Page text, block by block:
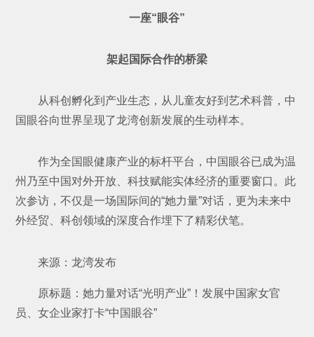
一座“眼谷”
架起国际合作的桥梁
从科创孵化到产业生态，从儿童友好到艺术科普，中
国眼谷向世界呈现了龙湾创新发展的生动样本。
作为全国眼健康产业的标杆平台，中国眼谷已成为温
州乃至中国对外开放、科技赋能实体经济的重要窗口。此
次参访，不仅是一场国际间的“她力量”对话，更为未来中
外经贸、科创领域的深度合作埋下了精彩伏笔。
来源：龙湾发布
原标题：她力量对话“光明产业”！发展中国家女官
员、女企业家打卡“中国眼谷”